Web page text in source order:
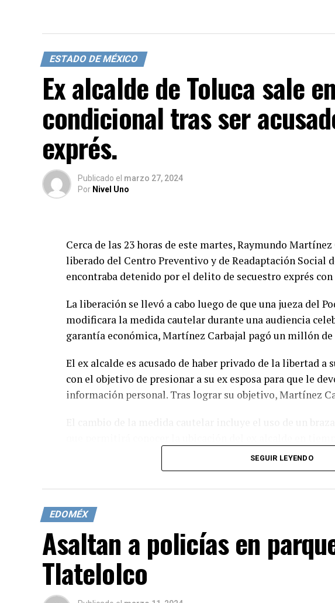
ESTADO DE MÉXICO
Ex alcalde de Toluca sale
condicional tras ser
exprés.
Publicado el marzo 27, 2024
Por Nivel Uno
Cerca de las 23 horas de este martes, Raymundo
liberado del Centro Preventivo y de Readaptación Social
encontraba detenido por el delito de secuestro exprés
La liberación se llevó a cabo luego de que una jueza del
modificara la medida cautelar durante una audiencia
garantía económica, Martínez Carbajal pagó un millón de
El ex alcalde es acusado de haber privado de la libertad a
con el objetivo de presionar a su ex esposa para que le
información personal. Tras lograr su objetivo, Martínez
obligación de presentarse semanalmente en el juzgado y
comunicarse con las víctimas.
meses más, hasta el 18 de julio, por una juez la semana
SEGUIR LEYENDO
EDOMÉX
Asaltan a policías en
Tlatelolco